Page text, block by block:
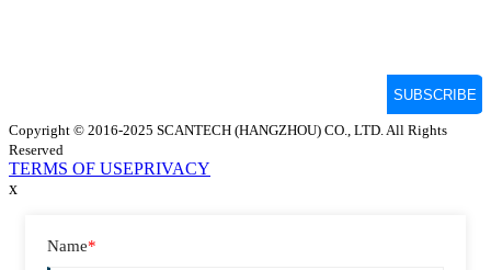
Copyright © 2016-2025 SCANTECH (HANGZHOU) CO., LTD. All Rights
Reserved
TERMS OF USEPRIVACY
x
Name*